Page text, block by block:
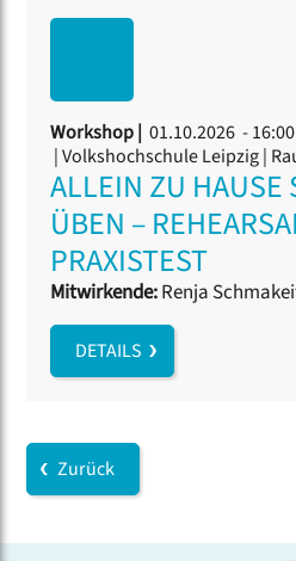
Workshop | 01.10.2026 -
| Volkshochschule Leipzig |
ALLEIN ZU HAUSE
ÜBEN –
PRAXISTEST
Mitwirkende:Renja
DETAILS
Zurück